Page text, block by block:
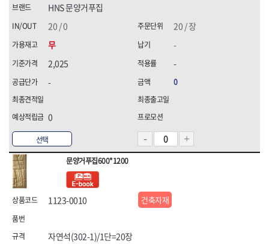
선택
HNS 문양거푸집
20 / 장
무
2,025
-
0
20 / 0
-
-
0
문양거푸집600*1200
1123-0010
자연석(302-1)/1단=20장
건축자재